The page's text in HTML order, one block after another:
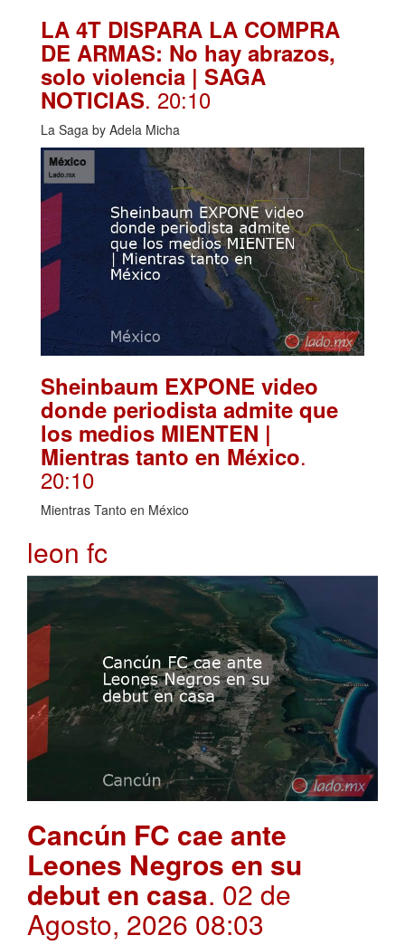
LA 4T DISPARA LA COMPRA
DE ARMAS: No hay abrazos,
solo violencia | SAGA
NOTICIAS. 20:10
La Saga by Adela Micha
Sheinbaum EXPONE video
donde periodista admite que
los medios MIENTEN |
Mientras tanto en México.
20:10
Mientras Tanto en México
leon fc
Cancún FC cae ante
Leones Negros en su
debut en casa. 02 de
Agosto, 2026 08:03